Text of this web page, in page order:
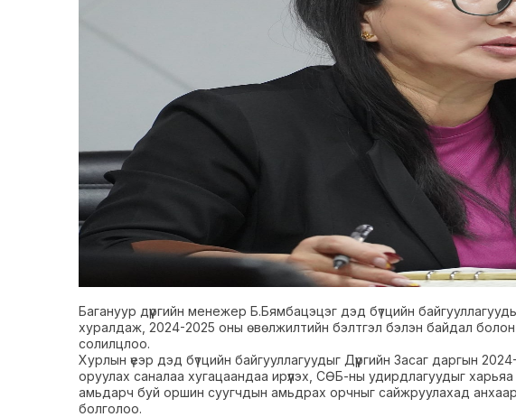
Багануур дүүргийн менежер Б.Бямбацэцэг дэд бүтцийн
хуралдаж, 2024-2025 оны өвөлжилтийн бэлтгэл бэлэн байдал болон
солилцлоо.
Хурлын үеэр дэд бүтцийн байгууллагуудыг Дүүргийн Засаг даргын
оруулах саналаа хугацаандаа ирүүлэх, СӨБ-ны удирдлагуудыг
амьдарч буй оршин суугчдын амьдрах орчныг сайжруулахад
болголоо.